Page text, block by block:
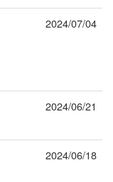
2024/07/04
2024/06/21
2024/06/18